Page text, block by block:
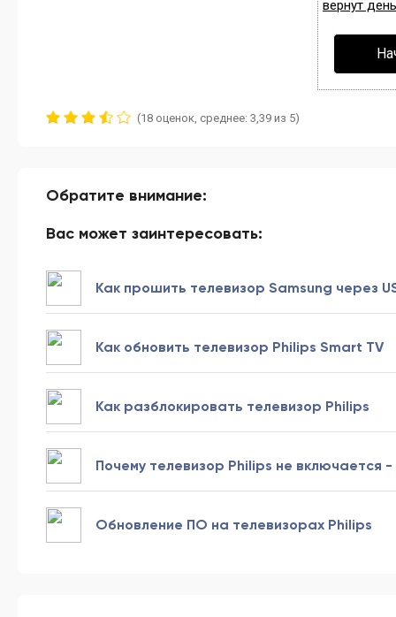
вернут
(18 оценок, среднее: 3,39 из 5)
Обратите внимание:
Вас может заинтересовать:
Как прошить телевизор Samsung через
Как обновить телевизор Philips Smart TV
Как разблокировать телевизор Philips
Почему телевизор Philips не включается
Обновление ПО на телевизорах Philips